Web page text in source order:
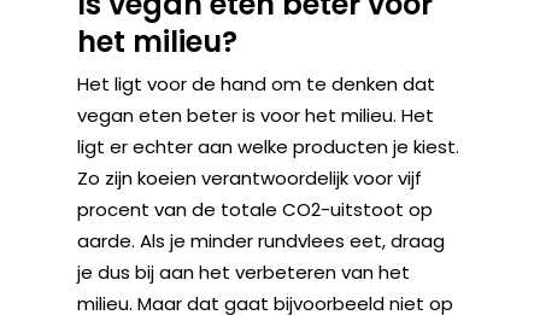
het milieu?
Het ligt voor de hand om te denken dat
vegan eten beter is voor het milieu. Het
ligt er echter aan welke producten je kiest.
Zo zijn koeien verantwoordelijk voor vijf
procent van de totale CO2-uitstoot op
aarde. Als je minder rundvlees eet, draag
je dus bij aan het verbeteren van het
milieu. Maar dat gaat bijvoorbeeld niet op